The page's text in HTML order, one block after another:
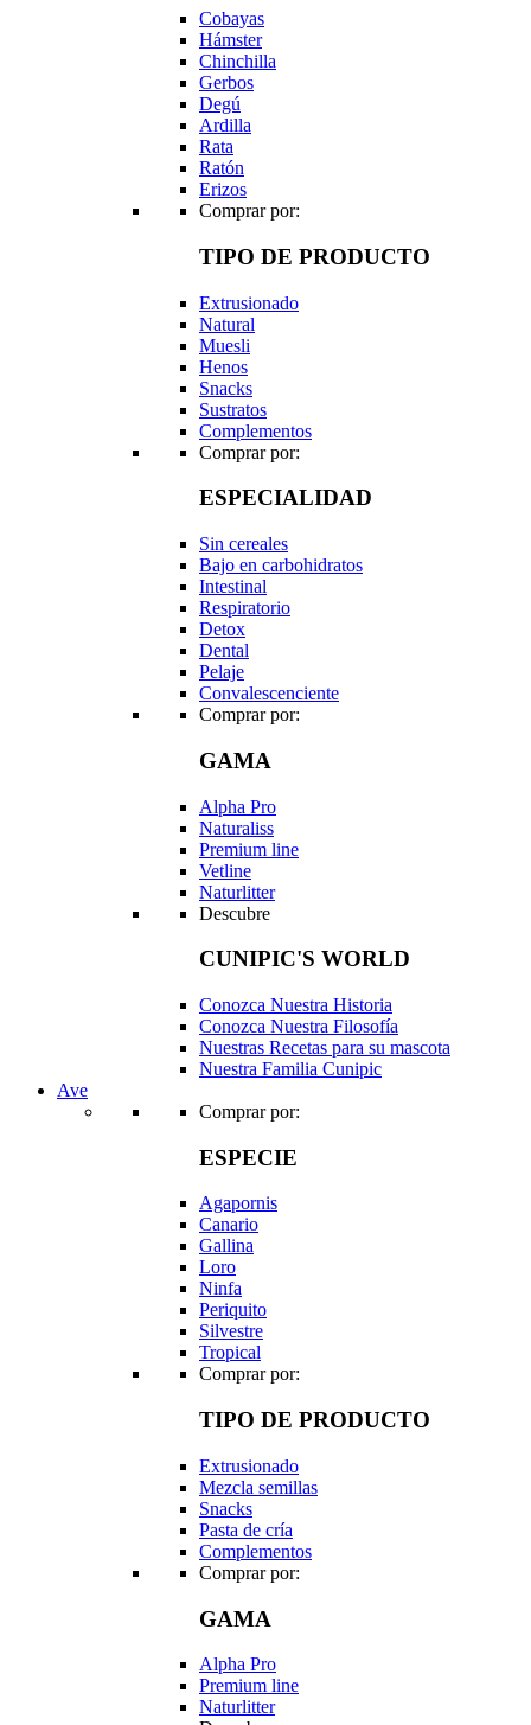
Cobayas
Hámster
Chinchilla
Gerbos
Degú
Ardilla
Rata
Ratón
Erizos
Comprar por:
TIPO DE PRODUCTO
Extrusionado
Natural
Muesli
Henos
Snacks
Sustratos
Complementos
Comprar por:
ESPECIALIDAD
Sin cereales
Bajo en carbohidratos
Intestinal
Respiratorio
Detox
Dental
Pelaje
Convalescenciente
Comprar por:
GAMA
Alpha Pro
Naturaliss
Premium line
Vetline
Naturlitter
Descubre
CUNIPIC'S WORLD
Conozca Nuestra Historia
Conozca Nuestra Filosofía
Nuestras Recetas para su mascota
Nuestra Familia Cunipic
Ave
Comprar por:
ESPECIE
Agapornis
Canario
Gallina
Loro
Ninfa
Periquito
Silvestre
Tropical
Comprar por:
TIPO DE PRODUCTO
Extrusionado
Mezcla semillas
Snacks
Pasta de cría
Complementos
Comprar por:
GAMA
Alpha Pro
Premium line
Naturlitter